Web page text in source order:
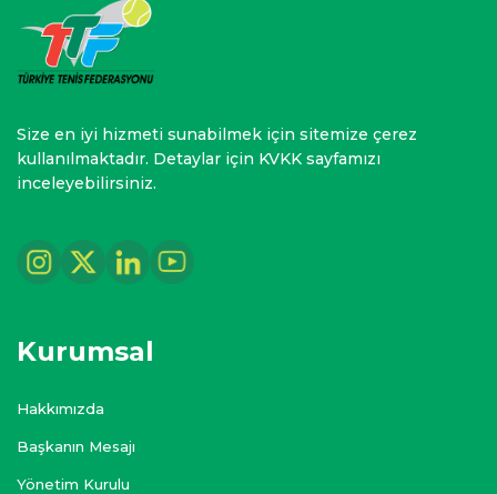
Size en iyi hizmeti sunabilmek için sitemize çerez
kullanılmaktadır. Detaylar için KVKK sayfamızı
inceleyebilirsiniz.
Kurumsal
Hakkımızda
Başkanın Mesajı
Yönetim Kurulu